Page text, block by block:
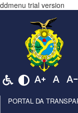
ddmenu trial version
PORTAL DA